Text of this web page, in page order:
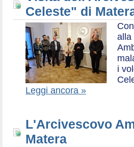
Celeste" di
alla
i
Leggi ancora »
L'Arcivescovo
Matera